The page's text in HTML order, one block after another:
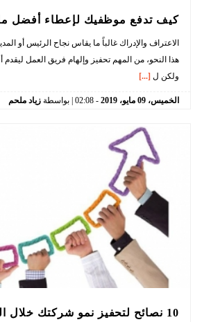
كيف تدفع موظفيك لإعطاء أفضل
الاعتراف والإدراك غالباً ما يقاس نجاح الرئيس أو
هذا النحو، من المهم تحفيز وإلهام فريق العمل
ولكن ل [...]
الخميس، 09 مايو، 2019
-
02:08 | بواسطة زياد ملحم
10 نصائح لتحفيز نمو شركتك خلال العام 2019